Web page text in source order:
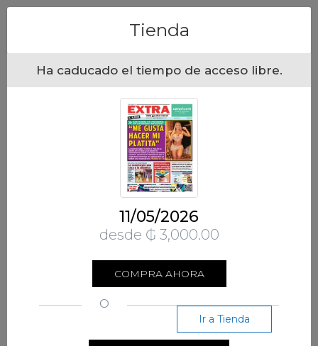
Tienda
Ha caducado el tiempo de acceso libre.
11/05/2026
desde ₲ 3,000.00
COMPRA AHORA
O
Ir a Tienda